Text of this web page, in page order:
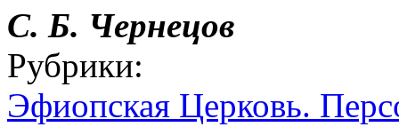
С. Б. Чернецов
Рубрики:
Эфиопская Церковь.